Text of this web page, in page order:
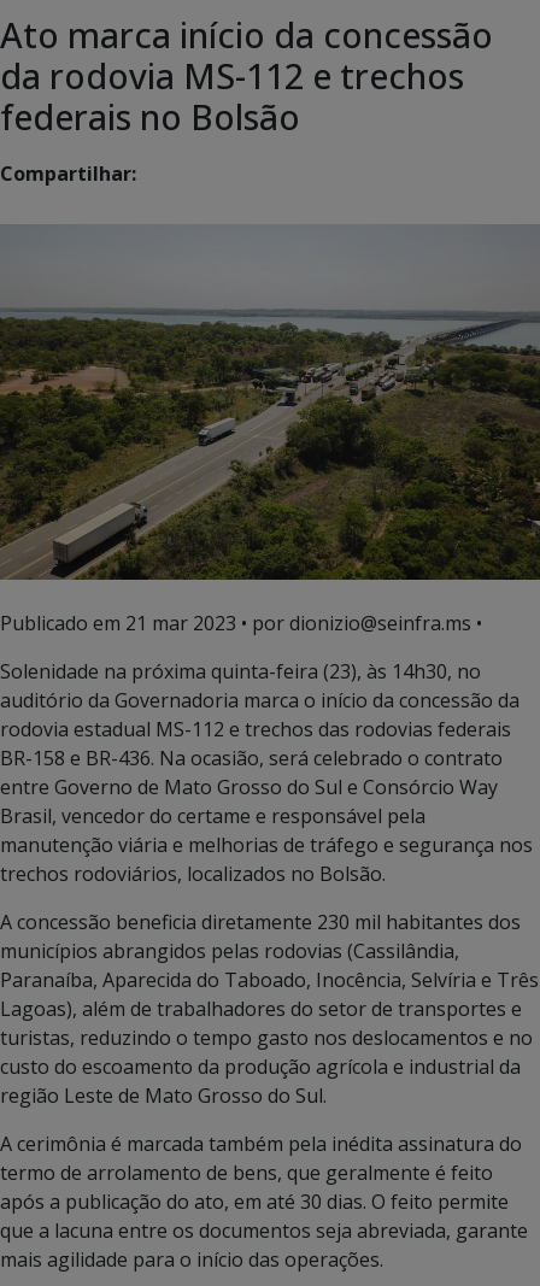
Ato marca início da concessão
da rodovia MS-112 e trechos
federais no Bolsão
Compartilhar:
Publicado em 21 mar 2023 • por dionizio@seinfra.ms •
Solenidade na próxima quinta-feira (23), às 14h30, no
auditório da Governadoria marca o início da concessão da
rodovia estadual MS-112 e trechos das rodovias federais
BR-158 e BR-436. Na ocasião, será celebrado o contrato
entre Governo de Mato Grosso do Sul e Consórcio Way
Brasil, vencedor do certame e responsável pela
manutenção viária e melhorias de tráfego e segurança nos
trechos rodoviários, localizados no Bolsão.
A concessão beneficia diretamente 230 mil habitantes dos
municípios abrangidos pelas rodovias (Cassilândia,
Paranaíba, Aparecida do Taboado, Inocência, Selvíria e Três
Lagoas), além de trabalhadores do setor de transportes e
turistas, reduzindo o tempo gasto nos deslocamentos e no
custo do escoamento da produção agrícola e industrial da
região Leste de Mato Grosso do Sul.
A cerimônia é marcada também pela inédita assinatura do
termo de arrolamento de bens, que geralmente é feito
após a publicação do ato, em até 30 dias. O feito permite
que a lacuna entre os documentos seja abreviada, garante
mais agilidade para o início das operações.